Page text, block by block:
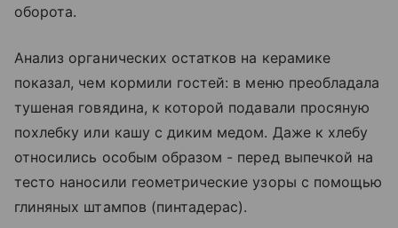
оборота.
Анализ органических остатков на керамике
показал, чем кормили гостей: в меню преобладала
тушеная говядина, к которой подавали просяную
похлебку или кашу с диким медом. Даже к хлебу
относились особым образом - перед выпечкой на
тесто наносили геометрические узоры с помощью
глиняных штампов (пинтадерас).